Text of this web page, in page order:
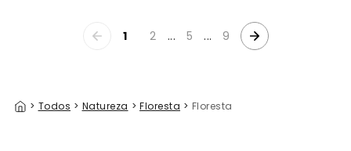
1 2 ... 5 ... 9
> Todos > Natureza > Floresta > Floresta